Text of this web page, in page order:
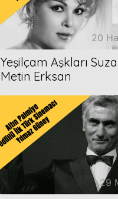
20
Yeşilçam Aşkları
Metin Erksan
29